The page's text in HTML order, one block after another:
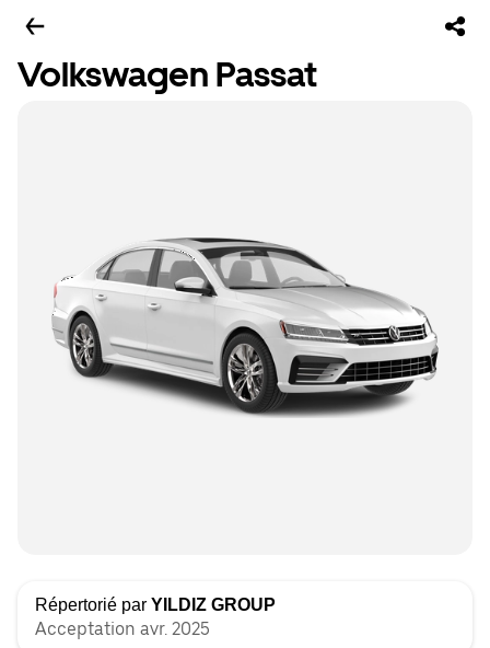
Volkswagen Passat
Répertorié par YILDIZ GROUP
Acceptation avr. 2025